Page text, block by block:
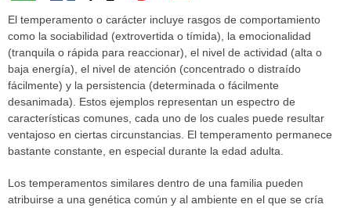
El temperamento o carácter incluye rasgos de comportamiento
como la sociabilidad (extrovertida o tímida), la emocionalidad
(tranquila o rápida para reaccionar), el nivel de actividad (alta o
baja energía), el nivel de atención (concentrado o distraído
fácilmente) y la persistencia (determinada o fácilmente
desanimada). Estos ejemplos representan un espectro de
características comunes, cada uno de los cuales puede resultar
ventajoso en ciertas circunstancias. El temperamento permanece
bastante constante, en especial durante la edad adulta.
Los temperamentos similares dentro de una familia pueden
atribuirse a una genética común y al ambiente en el que se cría